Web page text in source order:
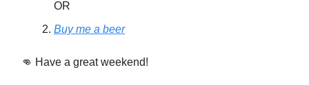
OR
Buy me a beer
👊 Have a great weekend!